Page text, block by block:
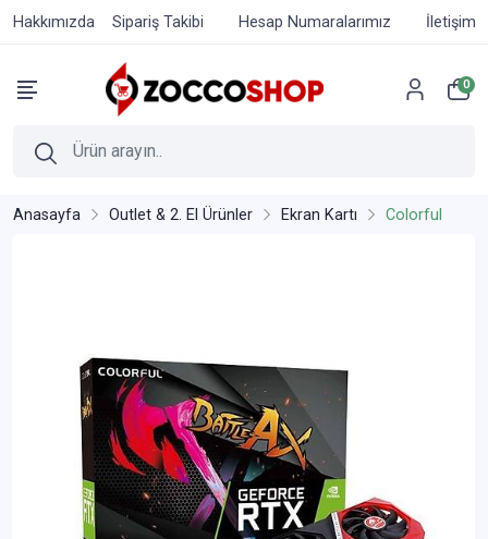
Hakkımızda Sipariş Takibi Hesap Numaralarımız İletişim
0
Anasayfa Outlet & 2. El Ürünler Ekran Kartı Colorful